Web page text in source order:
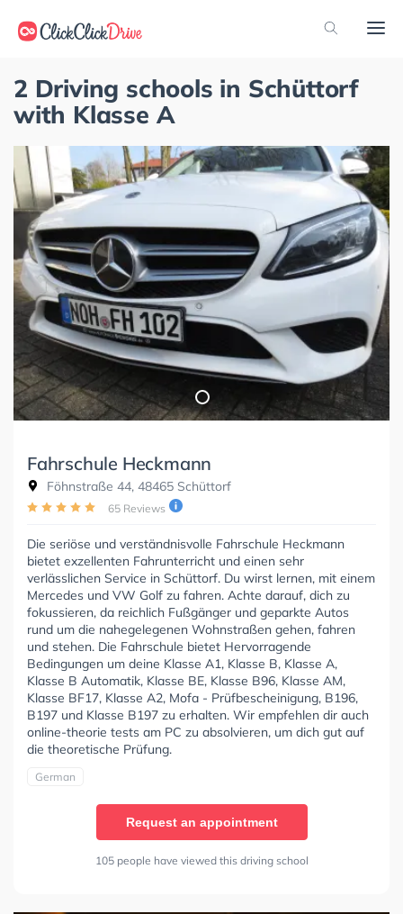
2 Driving schools in Schüttorf
with Klasse A
Fahrschule Heckmann
Föhnstraße 44, 48465 Schüttorf
65 Reviews
Die seriöse und verständnisvolle Fahrschule Heckmann
bietet exzellenten Fahrunterricht und einen sehr
verlässlichen Service in Schüttorf. Du wirst lernen, mit einem
Mercedes und VW Golf zu fahren. Achte darauf, dich zu
fokussieren, da reichlich Fußgänger und geparkte Autos
rund um die nahegelegenen Wohnstraßen gehen, fahren
und stehen. Die Fahrschule bietet Hervorragende
Bedingungen um deine Klasse A1, Klasse B, Klasse A,
Klasse B Automatik, Klasse BE, Klasse B96, Klasse AM,
Klasse BF17, Klasse A2, Mofa - Prüfbescheinigung, B196,
B197 und Klasse B197 zu erhalten. Wir empfehlen dir auch
online-theorie tests am PC zu absolvieren, um dich gut auf
die theoretische Prüfung.
German
Request an appointment
105 people have viewed this driving school